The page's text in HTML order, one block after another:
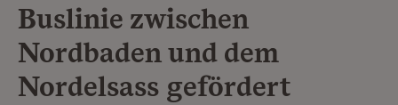
Buslinie zwischen
Nordbaden und dem
Nordelsass gefördert